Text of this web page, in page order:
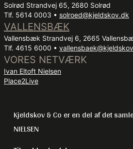
Solrød Strandvej 65, 2680 Solrød
Tlf. 5614 0003 • solroed@kjeldskov.dk
VALLENSBÆK
Vallensbæk Strandvej 6, 2665
Tlf. 4615 6000 •
VORES NETVÆRK
Ivan Eltoft Nielsen
Place2Live
Kjeldskov & Co er en del af det
NIELSEN